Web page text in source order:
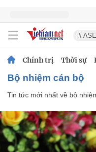
#
Chính trị Thời sự
bộ nhiệm cán bộ
Tin tức mới nhất về bộ